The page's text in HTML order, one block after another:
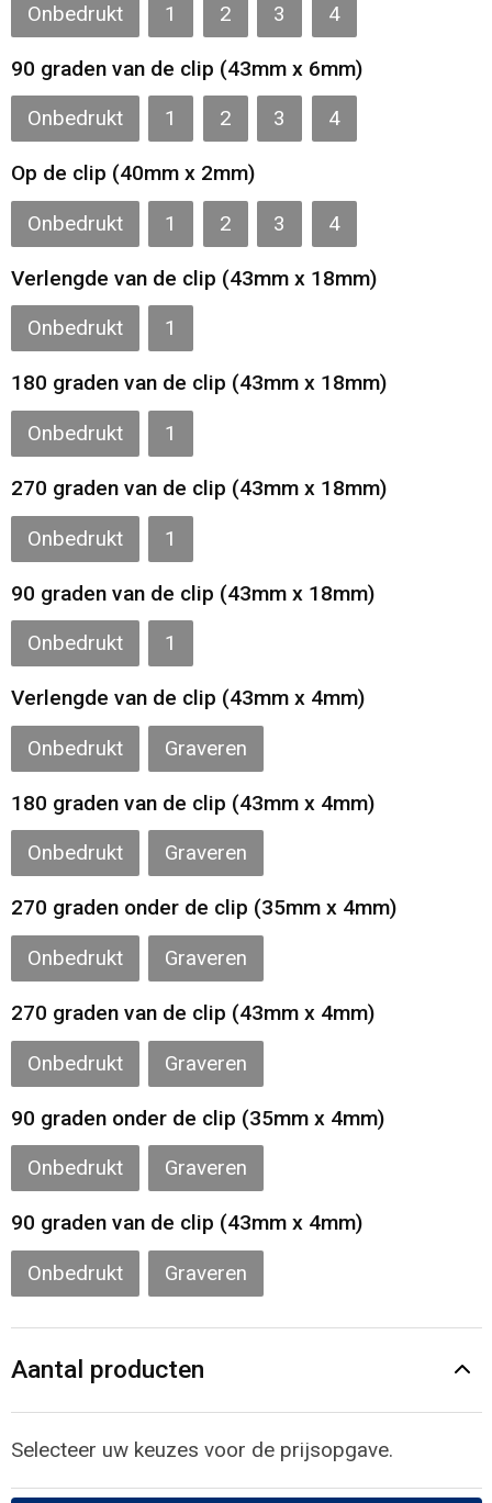
Onbedrukt 1 2 3 4
90 graden van de clip (43mm x 6mm)
Onbedrukt 1 2 3 4
Op de clip (40mm x 2mm)
Onbedrukt 1 2 3 4
Verlengde van de clip (43mm x 18mm)
Onbedrukt 1
180 graden van de clip (43mm x 18mm)
Onbedrukt 1
270 graden van de clip (43mm x 18mm)
Onbedrukt 1
90 graden van de clip (43mm x 18mm)
Onbedrukt 1
Verlengde van de clip (43mm x 4mm)
Onbedrukt Graveren
180 graden van de clip (43mm x 4mm)
Onbedrukt Graveren
270 graden onder de clip (35mm x 4mm)
Onbedrukt Graveren
270 graden van de clip (43mm x 4mm)
Onbedrukt Graveren
90 graden onder de clip (35mm x 4mm)
Onbedrukt Graveren
90 graden van de clip (43mm x 4mm)
Onbedrukt Graveren
Aantal producten
Selecteer uw keuzes voor de prijsopgave.